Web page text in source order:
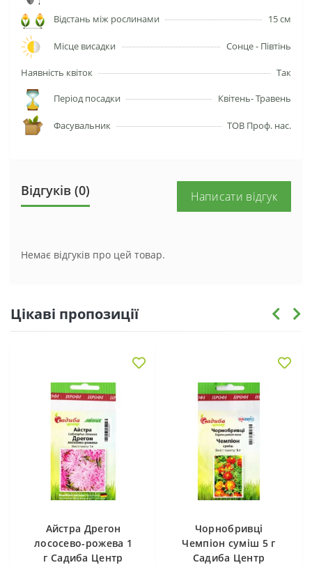
Відстань між рослинами 15 см
Місце висадки Сонце - Півтінь
Наявність квіток Так
Період посадки Квітень- Травень
Фасувальник ТОВ Проф. нас.
Відгуків (0) Написати відгук
Немає відгуків про цей товар.
Цікаві пропозиції
Айстра Дрегон
лососево-рожева 1
г Садиба Центр
Чорнобривці
Чемпіон суміш 5 г
Садиба Центр